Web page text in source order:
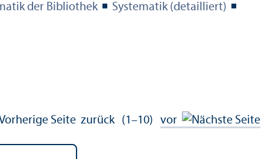
der Bibliothek Systematik (detailliert)
zurück (1–10) vor